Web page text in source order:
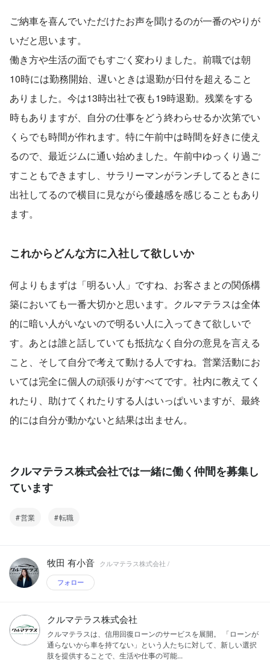
ご納車を喜んでいただけたお声を聞けるのが一番のやりが
いだと思います。
働き方や生活の面でもすごく変わりました。前職では朝
10時には勤務開始、遅いときは退勤が日付を超えること
ありました。今は13時出社で夜も19時退勤。残業をする
時もありますが、自分の仕事をどう終わらせるか次第でい
くらでも時間が作れます。特に午前中は時間を好きに使え
るので、最近ジムに通い始めました。午前中ゆっくり過ご
すこともできますし、サラリーマンがランチしてるときに
出社してるので横目に見ながら優越感を感じることもあり
ます。
これからどんな方に入社して欲しいか
何よりもまずは「明るい人」ですね、お客さまとの関係構
築においても一番大切かと思います。クルマテラスは全体
的に暗い人がいないので明るい人に入ってきて欲しいで
す。あとは誰と話していても抵抗なく自分の意見を言える
こと、そして自分で考えて動ける人ですね。営業活動にお
いては完全に個人の頑張りがすべてです。社内に教えてく
れたり、助けてくれたりする人はいっぱいいますが、最終
的には自分が動かないと結果は出ません。
クルマテラス株式会社では一緒に働く仲間を募集し
ています
営業 転職
牧田 有小音 クルマテラス株式会社 /
フォロー
クルマテラス株式会社
クルマテラスは、信用回復ローンのサービスを展開。 「ローンが
通らないから車を持てない」という人たちに対して、新しい選択
肢を提供することで、生活や仕事の可能...